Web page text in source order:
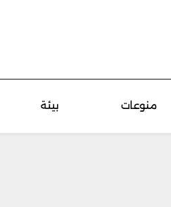
منوعات بيئة